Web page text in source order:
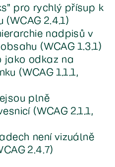
pro rychlý přísup k
2.4.1)
nadpisů v
(WCAG 1.3.1)
jako odkaz na
(WCAG 1.1.1,
plně
(WCAG 2.1.1,
není vizuálně
2.4.7)